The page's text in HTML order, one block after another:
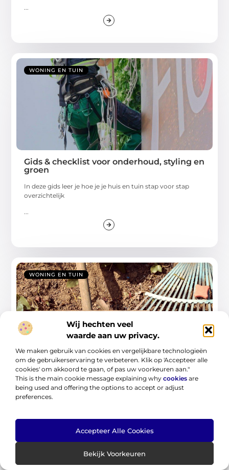
Wij hechten veel
waarde aan uw privacy.
We maken gebruik van cookies en vergelijkbare technologieën
om de gebruikerservaring te verbeteren. Klik op 'Accepteer alle
cookies' om akkoord te gaan, of pas uw voorkeuren aan."
This is the main cookie message explaining why cookies are
being used and offering the options to accept or adjust
preferences.
Accepteer Alle Cookies
Bekijk Voorkeuren
...
WONING EN TUIN
Gids & checklist voor onderhoud, styling en
groen
In deze gids leer je hoe je je huis en tuin stap voor stap
overzichtelijk
...
WONING EN TUIN
Basisgids voor huis & tuin: simpel, schoon
en groen
In deze gids leer je hoe je met nuchtere keuzes en kleine
gewoontes je huis